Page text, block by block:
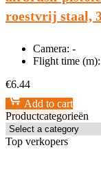
roestvrij staal,
Camera: -
Flight time (m):
€6.44
Add to cart
Productcategorieën
Top verkopers